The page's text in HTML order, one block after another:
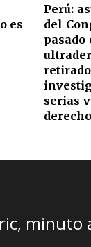
es
Perú:
del
pasado
serias
minuto